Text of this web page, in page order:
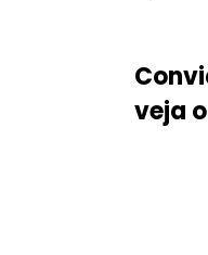
veja